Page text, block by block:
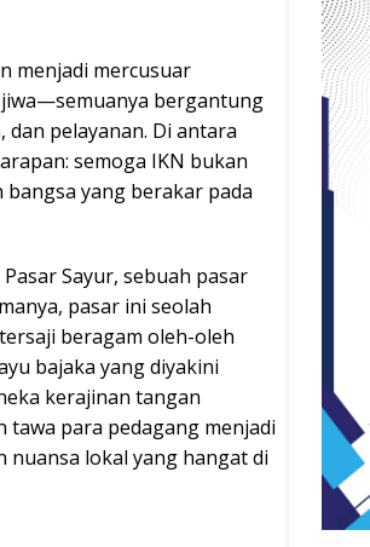
menjadi mercusuar
bergantung
pelayanan. Di antara
semoga IKN bukan
yang berakar pada
Sayur, sebuah pasar
pasar ini seolah
beragam oleh-oleh
bajaka yang diyakini
kerajinan tangan
para pedagang menjadi
lokal yang hangat di